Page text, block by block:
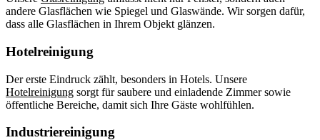
andere Glasflächen wie Spiegel und Glaswände. Wir sorgen dafür,
dass alle Glasflächen in Ihrem Objekt glänzen.
Hotelreinigung
Der erste Eindruck zählt, besonders in Hotels. Unsere
Hotelreinigung sorgt für saubere und einladende Zimmer sowie
öffentliche Bereiche, damit sich Ihre Gäste wohlfühlen.
Industriereinigung